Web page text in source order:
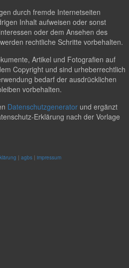
durch fremde Internetseiten
Inhalt aufweisen oder sonst
oder dem Ansehen des
rechtliche Schritte vorbehalten.
Artikel und Fotografien auf
Copyright und sind urheberrechtlich
bedarf der ausdrücklichen
vorbehalten.
Datenschutzgenerator und ergänzt
Erklärung nach der Vorlage
| agbs | impressum